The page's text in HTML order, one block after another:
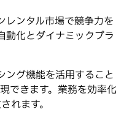
レンタル市場で競争力を
動化とダイナミックプラ
ング機能を活用すること
できます。業務を効率化
れます。